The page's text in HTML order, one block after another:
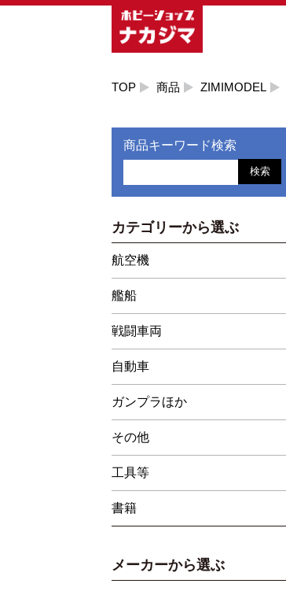
TOP 商品 ZIMIMODEL
商品キーワード検索
検索
カテゴリーから選ぶ
航空機
艦船
戦闘車両
自動車
ガンプラほか
その他
工具等
書籍
メーカーから選ぶ